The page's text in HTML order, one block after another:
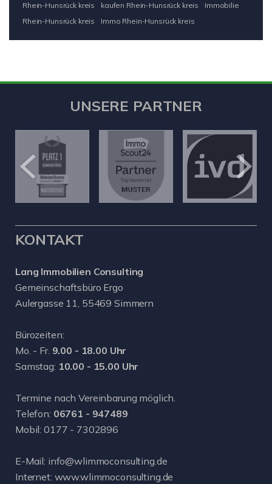
Rhein-Hunsrück kreis
kaufen Rhein-Hunsrück kreis
Immobilie
Rhein-Hunsrück kreis
Immo Rhein-Hunsrück kreis
UNSERE PARTNER
KONTAKT
Lang Immobilien Consulting
Gemeinschaftsbüro Ergo
Aulergasse 11, 55469 Simmern
Bürozeiten:
Mo. - Fr. 9.00 - 18.00 Uhr
Samstag: 10.00 - 15.00 Uhr
Termine nach Vereinbarung möglich.
Telefon: 06761 - 947489
Mobil: 0177 - 7302896
E-Mail: info@wlimmoconsulting.de
Internet: www.wlimmoconsulting.de